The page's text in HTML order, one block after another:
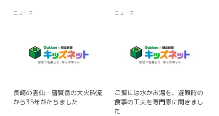
ニュース ニュース
長崎の雲仙・普賢岳の大火砕流
から35年がたちました
ご飯には水かお湯を、避難時の
食事の工夫を専門家に聞きまし
た